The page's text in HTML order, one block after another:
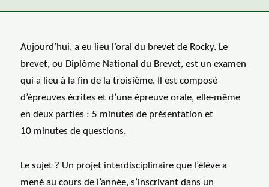
Aujourd’hui, a eu lieu l’oral du brevet de Rocky. Le
brevet, ou Diplôme National du Brevet, est un examen
qui a lieu à la fin de la troisième. Il est composé
d’épreuves écrites et d’une épreuve orale, elle-même
en deux parties : 5 minutes de présentation et
10 minutes de questions.
Le sujet ? Un projet interdisciplinaire que l’élève a
mené au cours de l’année, s’inscrivant dans un